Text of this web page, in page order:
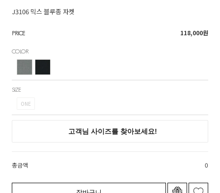
J3106 믹스 블루종 자켓
PRICE 118,000원
COLOR
SIZE
ONE
총금액 0